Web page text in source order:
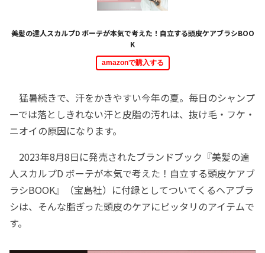
美髪の達人スカルプD ボーテが本気で考えた！自立する頭皮ケアブラシBOO
K
amazonで購入する
猛暑続きで、汗をかきやすい今年の夏。毎日のシャンプ
ーでは落としきれない汗と皮脂の汚れは、抜け毛・フケ・
ニオイの原因になります。
2023年8月8日に発売されたブランドブック『美髪の達
人スカルプD ボーテが本気で考えた！自立する頭皮ケアブ
ラシBOOK』（宝島社）に付録としてついてくるヘアブラ
シは、そんな脂ぎった頭皮のケアにピッタリのアイテムで
す。